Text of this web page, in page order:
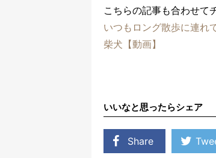
こちらの記事も合わせて
いつもロング散歩に連れ
柴犬【動画】
いいなと思ったらシェア
Share